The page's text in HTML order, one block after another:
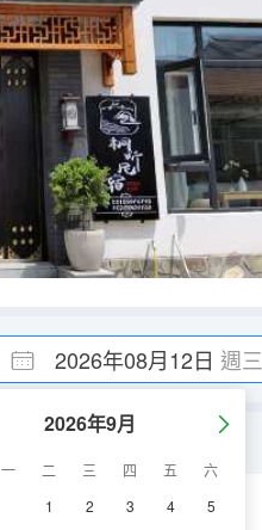
2026年08月12日 週三
2026年9月
一 二 三 四 五
六
1
2 3 4 5
房（大客廳+庭院休閒）
空調 電視機